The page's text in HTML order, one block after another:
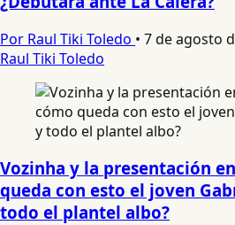
Por Raul Tiki Toledo • 7 de agosto
Raul Tiki Toledo
Vozinha y la presentación
queda con esto el joven
todo el plantel albo?